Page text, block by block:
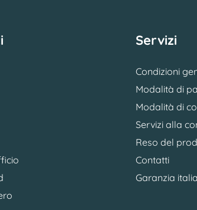
Servizi
Condizioni
Modalità di
Modalità di
Servizi alla
Reso del
Contatti
Garanzia